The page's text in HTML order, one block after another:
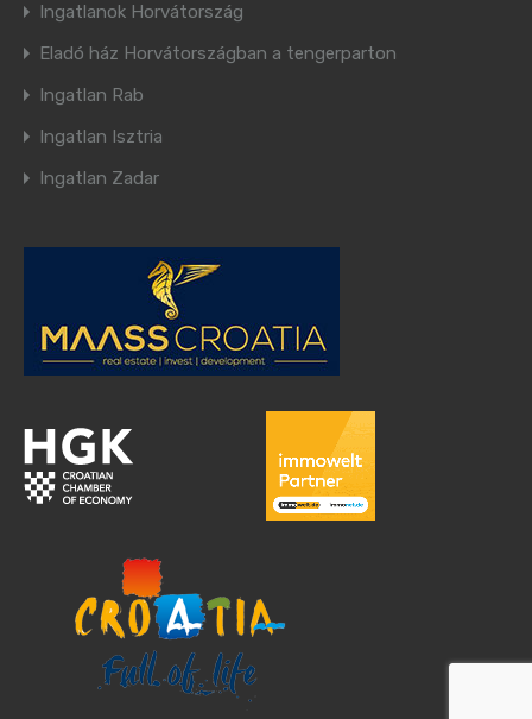
Ingatlanok Horvátország
Eladó ház Horvátországban a tengerparton
Ingatlan Rab
Ingatlan Isztria
Ingatlan Zadar